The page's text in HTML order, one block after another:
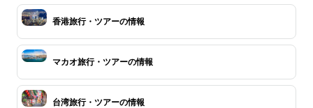
香港旅行・ツアーの情報
マカオ旅行・ツアーの情報
台湾旅行・ツアーの情報